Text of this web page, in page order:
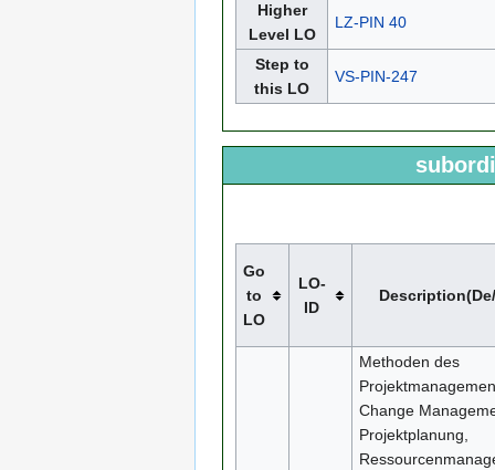
Higher
Level LO
LZ-PIN 40
Step to
this LO
VS-PIN-247
Go
to
LO
LO-
ID
Methoden des
Change
Projektplanung,